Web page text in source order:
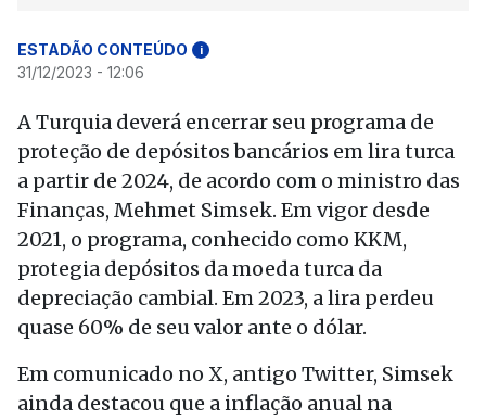
ESTADÃO CONTEÚDO i
31/12/2023 - 12:06
A Turquia deverá encerrar seu programa de
proteção de depósitos bancários em lira turca
a partir de 2024, de acordo com o ministro das
Finanças, Mehmet Simsek. Em vigor desde
2021, o programa, conhecido como KKM,
protegia depósitos da moeda turca da
depreciação cambial. Em 2023, a lira perdeu
quase 60% de seu valor ante o dólar.
Em comunicado no X, antigo Twitter, Simsek
ainda destacou que a inflação anual na